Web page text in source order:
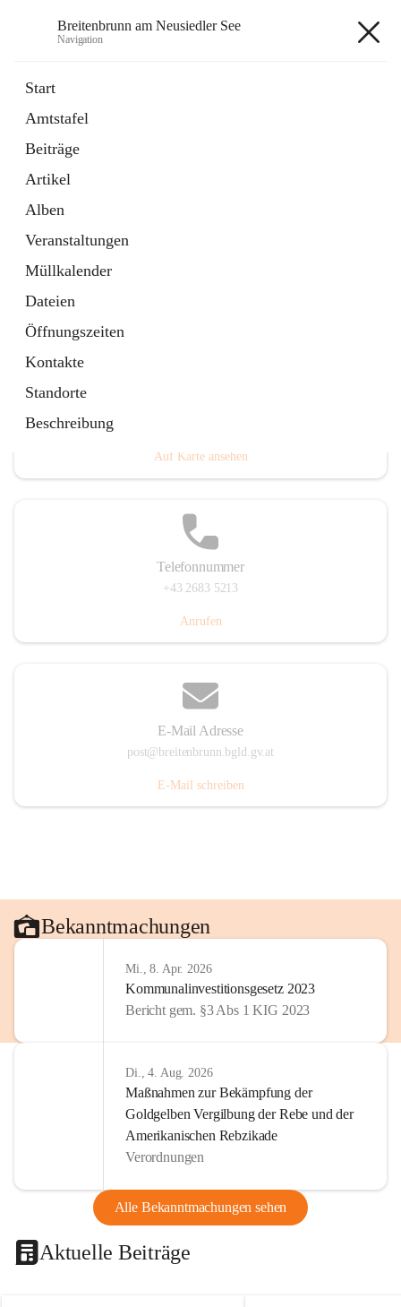
Breitenbrunn am Neusiedler See
Navigation
Start
Amtstafel
Beiträge
Artikel
Alben
Veranstaltungen
Müllkalender
Dateien
Öffnungszeiten
Kontakte
Standorte
Beschreibung
18 Schnellzugriffe
Gemeindeservice
Auf Karte ansehen
Telefonnummer
+43 2683 5213
Anrufen
E-Mail Adresse
post@breitenbrunn.bgld.gv.at
E-Mail schreiben
Bekanntmachungen
Mi., 8. Apr. 2026
Kommunalinvestitionsgesetz 2023
Bericht gem. §3 Abs 1 KIG 2023
Di., 4. Aug. 2026
Maßnahmen zur Bekämpfung der
Goldgelben Vergilbung der Rebe und der
Amerikanischen Rebzikade
Verordnungen
Alle Bekanntmachungen sehen
Aktuelle Beiträge